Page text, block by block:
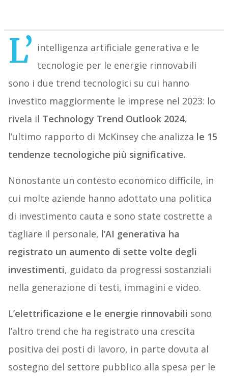
L’ intelligenza artificiale generativa e le
tecnologie per le energie rinnovabili
sono i due trend tecnologici su cui hanno
investito maggiormente le imprese nel 2023: lo
rivela il Technology Trend Outlook 2024,
l’ultimo rapporto di McKinsey che analizza le 15
tendenze tecnologiche più significative.
Nonostante un contesto economico difficile, in
cui molte aziende hanno adottato una politica
di investimento cauta e sono state costrette a
tagliare il personale, l’AI generativa ha
registrato un aumento di sette volte degli
investimenti, guidato da progressi sostanziali
nella generazione di testi, immagini e video.
L’elettrificazione e le energie rinnovabili sono
l’altro trend che ha registrato una crescita
positiva dei posti di lavoro, in parte dovuta al
sostegno del settore pubblico alla spesa per le